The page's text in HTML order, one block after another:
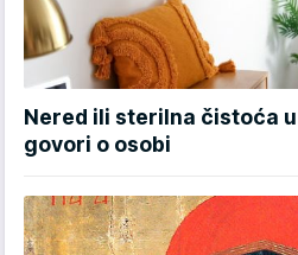
Nered ili sterilna čistoća
govori o osobi